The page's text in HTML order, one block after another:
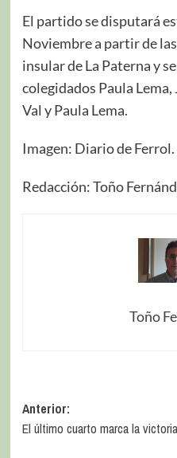
El partido se disputará
Noviembre a partir de
insular de La Paterna y
colegidados Paula
Val y Paula Lema.
Imagen: Diario de Ferrol.
Redacción: Toño
Toño
Anterior:
El último cuarto marca la victoria